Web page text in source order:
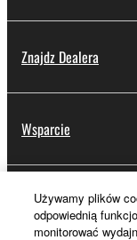
Znajdz Dealera
Wsparcie
Rejestracja Yamaha
Używamy plików
odpowiednią
monitorować